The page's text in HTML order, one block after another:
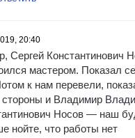
20:40
Сергей Константинович
мастером. Показал
к нам перевели,
и Владимир
Носов — наш
нойте, что работы нет